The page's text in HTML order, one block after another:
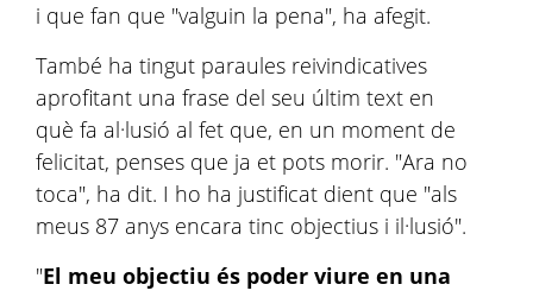
i que fan que "valguin la pena", ha afegit.
També ha tingut paraules reivindicatives
aprofitant una frase del seu últim text en
què fa al·lusió al fet que, en un moment de
felicitat, penses que ja et pots morir. "Ara no
toca", ha dit. I ho ha justificat dient que "als
meus 87 anys encara tinc objectius i il·lusió".
"El meu objectiu és poder viure en una